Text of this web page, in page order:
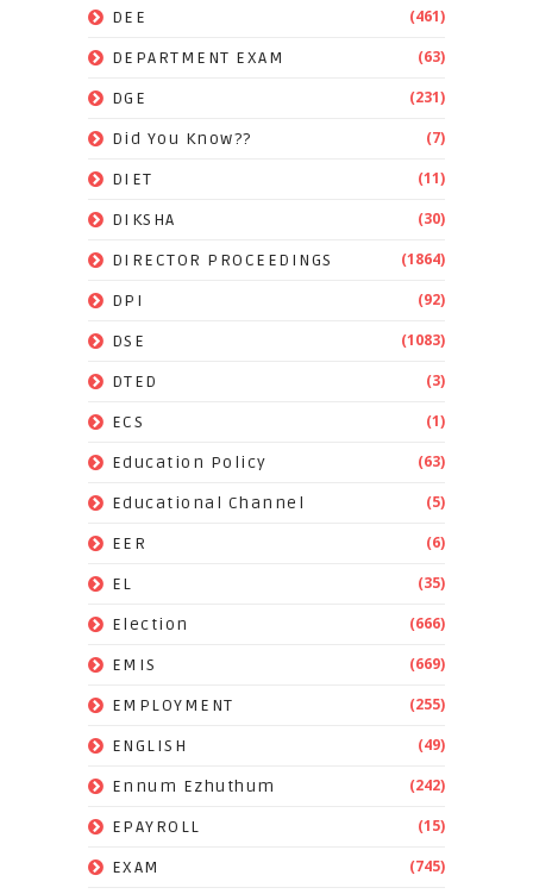
DEE (461)
DEPARTMENT EXAM (63)
DGE (231)
Did You Know?? (7)
DIET (11)
DIKSHA (30)
DIRECTOR PROCEEDINGS (1864)
DPI (92)
DSE (1083)
DTED (3)
ECS (1)
Education Policy (63)
Educational Channel (5)
EER (6)
EL (35)
Election (666)
EMIS (669)
EMPLOYMENT (255)
ENGLISH (49)
Ennum Ezhuthum (242)
EPAYROLL (15)
EXAM (745)